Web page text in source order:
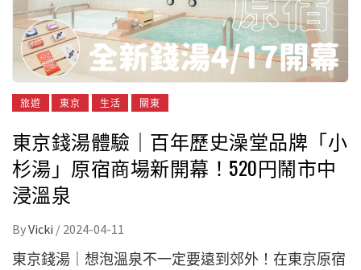
旅遊 東京 生活 關東
東京錢湯體驗｜百年歷史澡堂品牌「小
杉湯」原宿商場新開幕！520円鬧市中
浸溫泉
ByVicki / 2024-04-11
東京錢湯｜想泡溫泉不一定要遠到郊外！在東京原宿